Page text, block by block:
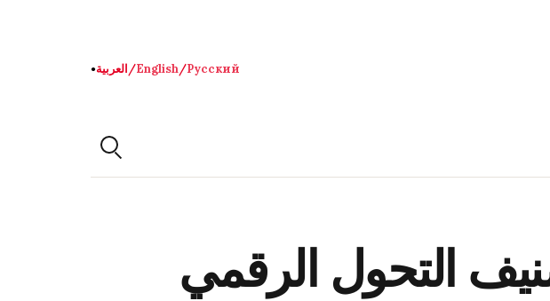
Русский
/
English
/العربية●
التحول الرقمي